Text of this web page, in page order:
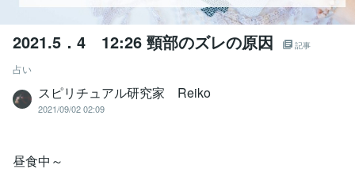
2021.5．4 12:26 頸部のズレの原因 記事
占い
スピリチュアル研究家 Reiko
2021/09/02 02:09
昼食中～